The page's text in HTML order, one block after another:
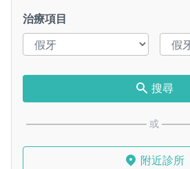
治療項目
搜尋
或
附近診所